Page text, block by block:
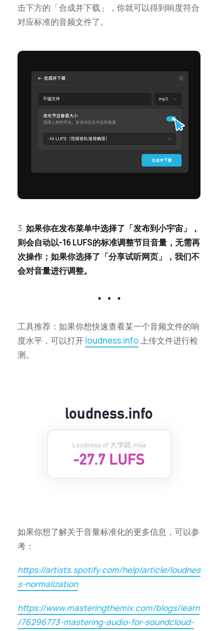
击下方的「合成并下载」，你就可以得到响度符合
对应标准的音频文件了。
3. 如果你在发布菜单中选择了「发布到小宇宙」，
则会自动以-16 LUFS的标准调整节目音量，无需再
次操作；如果你选择了「分享试听网页」，我们不
会对音量进行调整。
工具推荐：如果你想快速查看某一个音频文件的响
度水平，可以打开loudness.info上传文件进行检
测。
如果你想了解关于音量标准化的更多信息，可以参
考：
https://artists.spotify.com/help/article/loudnes
s-normalization
https://www.masteringthemix.com/blogs/learn
/76296773-mastering-audio-for-soundcloud-